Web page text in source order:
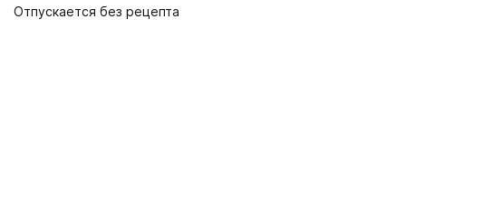
Отпускается без рецепта